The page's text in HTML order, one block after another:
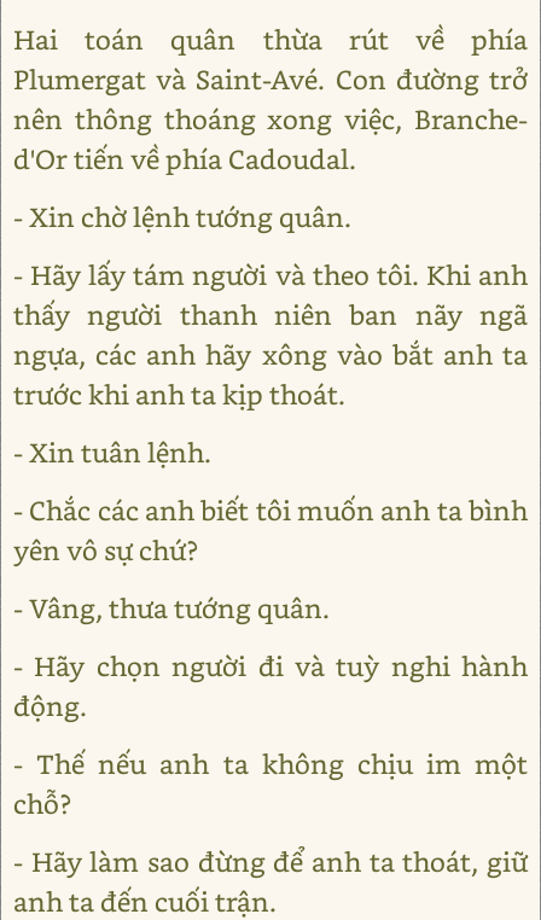
Hai toán quân thừa rút về phía
Plumergat và Saint-Avé. Con đường trở
nên thông thoáng xong việc, Branche-
d'Or tiến về phía Cadoudal.
- Xin chờ lệnh tướng quân.
- Hãy lấy tám người và theo tôi. Khi anh
thấy người thanh niên ban nãy ngã
ngựa, các anh hãy xông vào bắt anh ta
trước khi anh ta kịp thoát.
- Xin tuân lệnh.
- Chắc các anh biết tôi muốn anh ta bình
yên vô sự chứ?
- Vâng, thưa tướng quân.
- Hãy chọn người đi và tuỳ nghi hành
động.
- Thế nếu anh ta không chịu im một
chỗ?
- Hãy làm sao đừng để anh ta thoát, giữ
anh ta đến cuối trận.